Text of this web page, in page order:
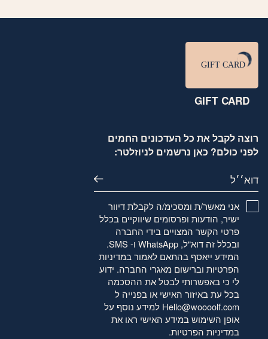
רוצה לקבל את כל העדכונים החמים
לפני כולם? כאן נרשמים לניוזלטר:
דוא׳׳ל
אני מאשר/ת ומסכימ/ה לקבלת דיוור
ישיר, הודעות ופרסומים שיווקיים בכלל
פרטי הקשר המצויים בידי החברה
ובכלל זה דוא"ל, WhatsApp ו- SMS.
המידע ייאסף בהתאם לאמורבמדיניות
הפרטיותוברישום מאגרי החברה. ידוע
לי כי באפשרותי לבטל את ההסכמה
בכל עת באיזור האישי או בפנייה ל
Hello@woooolf.com למידע נוסף על
אופן השימוש במידע האישי ראו את
במדיניות הפרטיות.
GIFT CARD